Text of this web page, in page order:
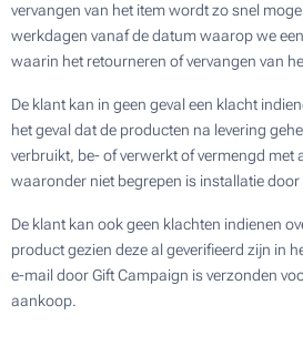
vervangen van het item wordt zo snel
werkdagen vanaf de datum waarop we
waarin het retourneren of vervangen van
De klant kan in geen geval een klacht
het geval dat de producten na levering
verbruikt, be- of verwerkt of vermengd met
waaronder niet begrepen is installatie
De klant kan ook geen klachten indienen
product gezien deze al geverifieerd zijn in
e-mail door Gift Campaign is verzonden
aankoop.